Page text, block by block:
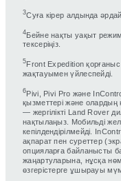
3Суға кірер алдында
4Бейне нақты уақыт
тексеріңіз.
5Front Expedition қорғаныс
жақтауымен үйлеспейді.
6Pivi, Pivi Pro және
қызметтері және олардың
— жергілікті Land Rover
нақтылаңыз. Мобильді
кепілдендірілмейді.
ақпарат пен суреттер
опцияларға байланысты
жаңартуларына, нұсқа
өзгерістерге ұшырауы